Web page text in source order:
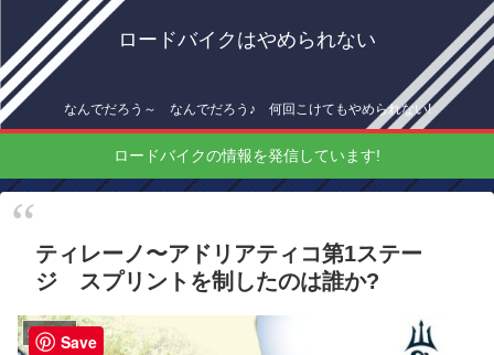
ロードバイクはやめられない
なんでだろう～ なんでだろう♪ 何回こけてもやめられない!
ロードバイクの情報を発信しています!
ティレーノ〜アドリアティコ第1ステー
ジ スプリントを制したのは誰か?
海外情報Save